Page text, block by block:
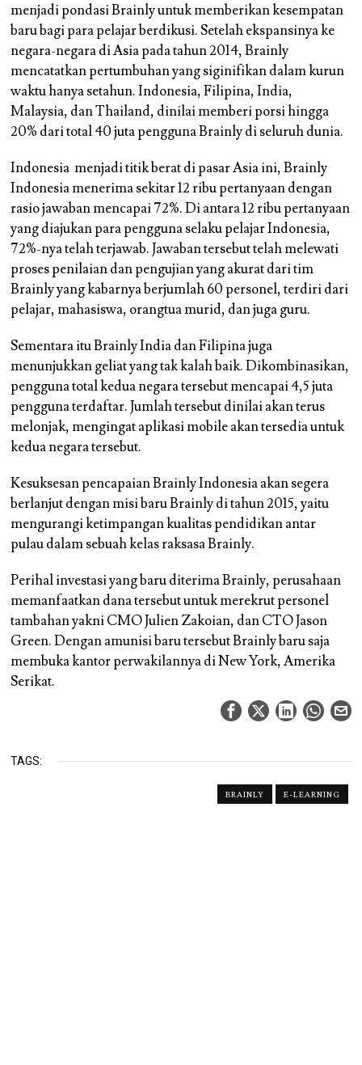
menjadi pondasi Brainly untuk memberikan kesempatan
baru bagi para pelajar berdikusi. Setelah ekspansinya ke
negara-negara di Asia pada tahun 2014, Brainly
mencatatkan pertumbuhan yang siginifikan dalam kurun
waktu hanya setahun. Indonesia, Filipina, India,
Malaysia, dan Thailand, dinilai memberi porsi hingga
20% dari total 40 juta pengguna Brainly di seluruh dunia.
Indonesia menjadi titik berat di pasar Asia ini, Brainly
Indonesia menerima sekitar 12 ribu pertanyaan dengan
rasio jawaban mencapai 72%. Di antara 12 ribu pertanyaan
yang diajukan para pengguna selaku pelajar Indonesia,
72%-nya telah terjawab. Jawaban tersebut telah melewati
proses penilaian dan pengujian yang akurat dari tim
Brainly yang kabarnya berjumlah 60 personel, terdiri dari
pelajar, mahasiswa, orangtua murid, dan juga guru.
Sementara itu Brainly India dan Filipina juga
menunjukkan geliat yang tak kalah baik. Dikombinasikan,
pengguna total kedua negara tersebut mencapai 4,5 juta
pengguna terdaftar. Jumlah tersebut dinilai akan terus
melonjak, mengingat aplikasi mobile akan tersedia untuk
kedua negara tersebut.
Kesuksesan pencapaian Brainly Indonesia akan segera
berlanjut dengan misi baru Brainly di tahun 2015, yaitu
mengurangi ketimpangan kualitas pendidikan antar
pulau dalam sebuah kelas raksasa Brainly.
Perihal investasi yang baru diterima Brainly, perusahaan
memanfaatkan dana tersebut untuk merekrut personel
tambahan yakni CMO Julien Zakoian, dan CTO Jason
Green. Dengan amunisi baru tersebut Brainly baru saja
membuka kantor perwakilannya di New York, Amerika
Serikat.
TAGS:
BRAINLY E-LEARNING